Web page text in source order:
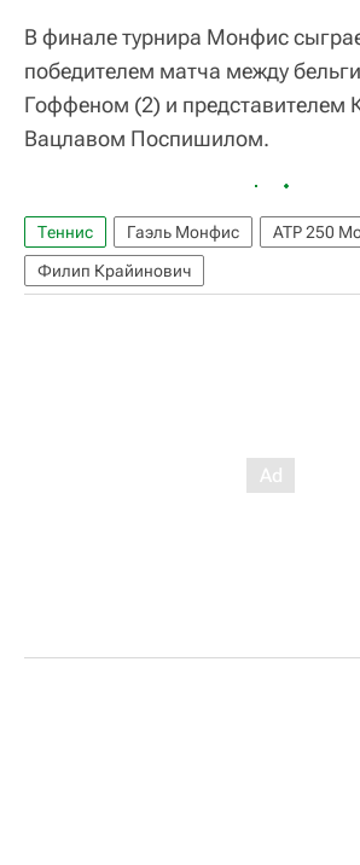
В финале турнира Монфис
победителем матча между
Гоффеном (2) и представителем
Вацлавом Поспишилом.
Теннис Гаэль Монфис
ATP 250
Филип Крайинович